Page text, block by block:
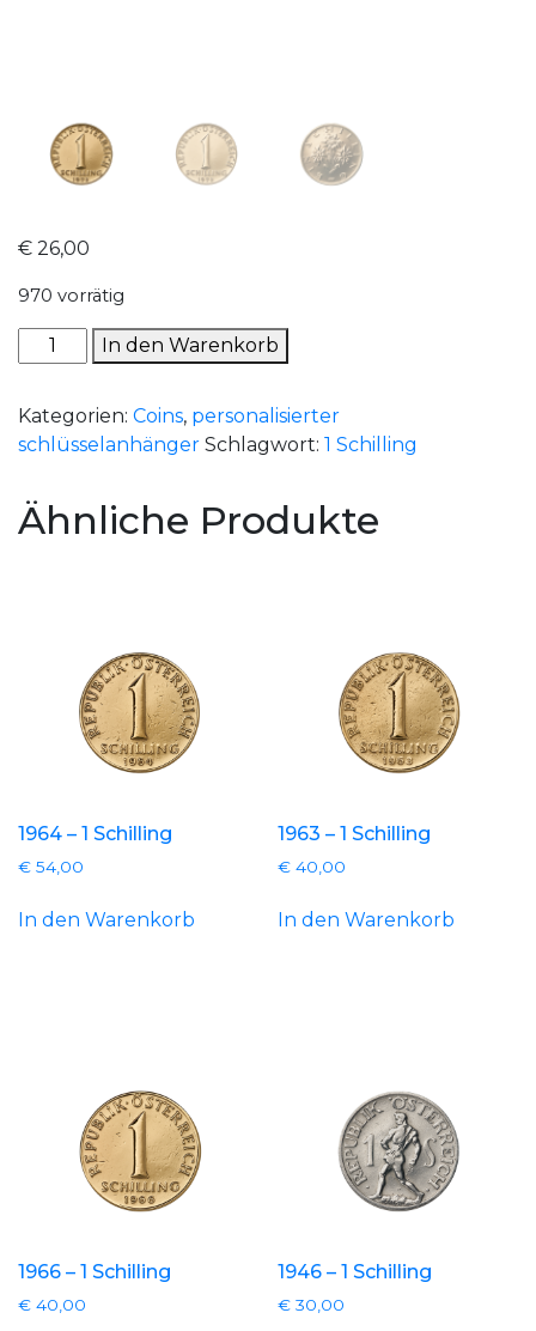
€ 26,00
970 vorrätig
1978
-
Schilling
Menge
In den Warenkorb
Kategorien: Coins, personalisierter
schlüsselanhänger Schlagwort: 1 Schilling
Ähnliche Produkte
1964 – 1 Schilling
€ 54,00
In den Warenkorb
1963 – 1 Schilling
€ 40,00
In den Warenkorb
1966 – 1 Schilling
€ 40,00
1946 – 1 Schilling
€ 30,00